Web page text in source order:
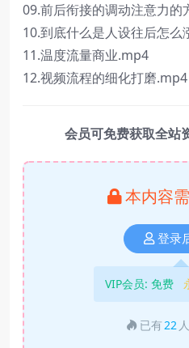
09.前后衔接的调动注意力
10.到底什么是人设往后怎么
11.温度流量商业.mp4
12.视频流程的细化打磨.mp4
会员可免费获取全站
本内容
登录
VIP会员: 免费
已有22